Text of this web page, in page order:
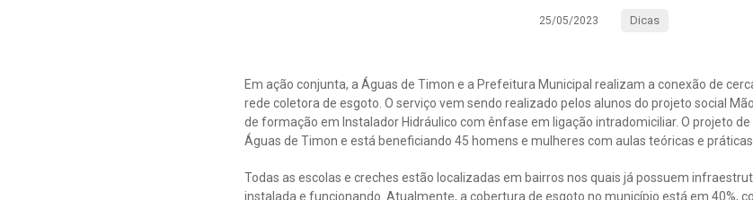
25/05/2023 Dicas
Em ação conjunta, a Águas de Timon e a Prefeitura Municipal realizam a conexão de
rede coletora de esgoto. O serviço vem sendo realizado pelos alunos do projeto social
de formação em Instalador Hidráulico com ênfase em ligação intradomiciliar. O projeto
Águas de Timon e está beneficiando 45 homens e mulheres com aulas teóricas e práticas.
Todas as escolas e creches estão localizadas em bairros nos quais já possuem
instalada e funcionando. Atualmente, a cobertura de esgoto no município está em 40%,